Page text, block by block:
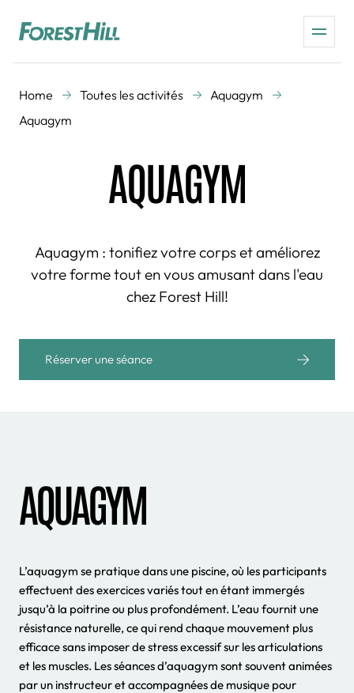
Home Toutes les activités
Aquagym
Aquagym
AQUAGYM
Aquagym : tonifiez votre corps et améliorez
votre forme tout en vous amusant dans l'eau
chez Forest Hill!
Réserver une séance
AQUAGYM
L’aquagym se pratique dans une piscine, où les participants
effectuent des exercices variés tout en étant immergés
jusqu’à la poitrine ou plus profondément. L’eau fournit une
résistance naturelle, ce qui rend chaque mouvement plus
efficace sans imposer de stress excessif sur les articulations
et les muscles. Les séances d’aquagym sont souvent animées
par un instructeur et accompagnées de musique pour